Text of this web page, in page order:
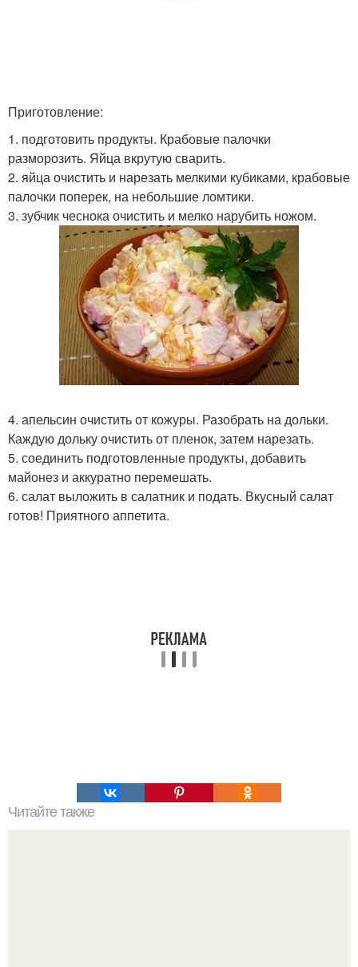
Приготовление:
1. подготовить продукты. Крабовые палочки
разморозить. Яйца вкрутую сварить.
2. яйца очистить и нарезать мелкими кубиками, крабовые
палочки поперек, на небольшие ломтики.
3. зубчик чеснока очистить и мелко нарубить ножом.
4. апельсин очистить от кожуры. Разобрать на дольки.
Каждую дольку очистить от пленок, затем нарезать.
5. соединить подготовленные продукты, добавить
майонез и аккуратно перемешать.
6. салат выложить в салатник и подать. Вкусный салат
готов! Приятного аппетита.
Читайте также